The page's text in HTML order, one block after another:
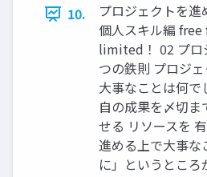
10.
プロジェクトを進
個人スキル編
limited！ 02 プロ
つの鉄則 プロジ
大事なことは何で
自の成果を〆切ま
せる リソースを
進める上で大事な
に」というところ